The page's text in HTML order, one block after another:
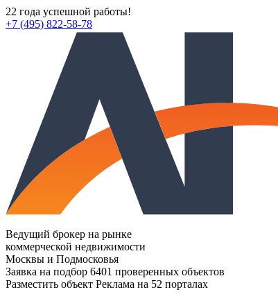
22 года успешной работы!
+7 (495) 822-58-78
Ведущий брокер на рынке
коммерческой недвижимости
Москвы и Подмосковья
Заявка на подбор 6401 проверенных объектов
Разместить объект Реклама на 52 порталах